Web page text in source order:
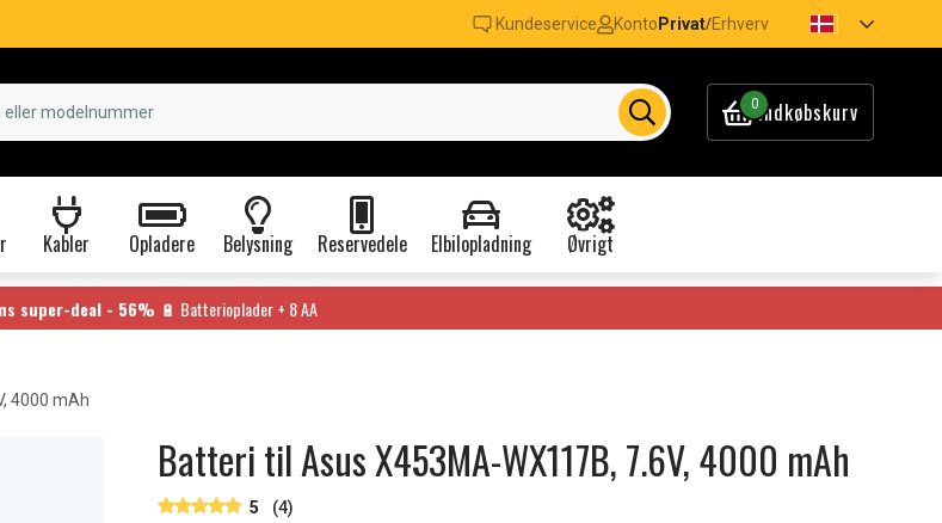
Kundeservice Konto Privat/Erhverv
0Indkøbskurv
Kabler Opladere Belysning Reservedele Elbilopladning Øvrigt
super-deal - 56% 🔋 Batterioplader + 8 AA
4000 mAh
Batteri til Asus X453MA-WX117B, 7.6V, 4000 mAh
5 (4)